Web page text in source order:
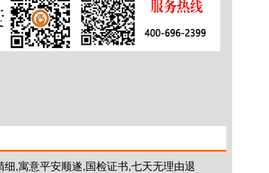
,寓意平安顺遂,国检证书,七天无理由退